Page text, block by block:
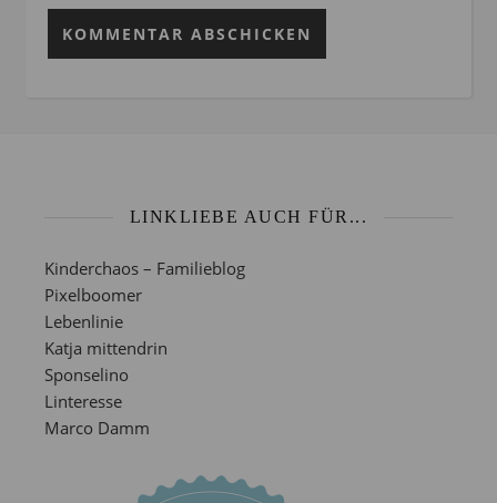
LINKLIEBE AUCH FÜR...
Kinderchaos – Familieblog
Pixelboomer
Lebenlinie
Katja mittendrin
Sponselino
Linteresse
Marco Damm